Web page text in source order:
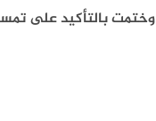
وختمت بالتأكيد على